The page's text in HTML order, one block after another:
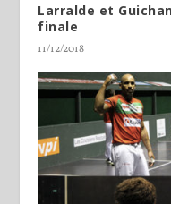
Larralde et
finale
11/12/2018